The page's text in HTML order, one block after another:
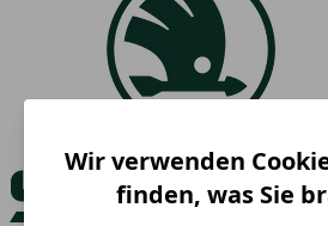
Wir verwenden
finden, was Sie